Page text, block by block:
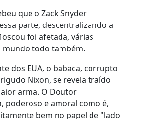
que o Zack Snyder
parte, descentralizando a
foi afetada, várias
mundo todo também.
dos EUA, o babaca, corrupto
Nixon, se revela traído
arma. O Doutor
poderoso e amoral como é,
bem no papel de "lado